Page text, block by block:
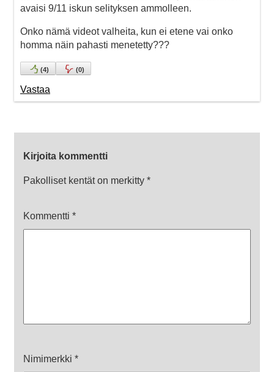
avaisi 9/11 iskun selityksen ammolleen.
Onko nämä videot valheita, kun ei etene vai onko
homma näin pahasti menetetty???
(4) (0)
Vastaa
Kirjoita kommentti
Pakolliset kentät on merkitty *
Kommentti *
Nimimerkki *